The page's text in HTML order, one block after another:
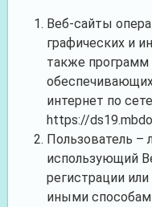
Веб-сайты
графических и
также
интернет по
https://
Пользователь –
использующий
регистрации
иными